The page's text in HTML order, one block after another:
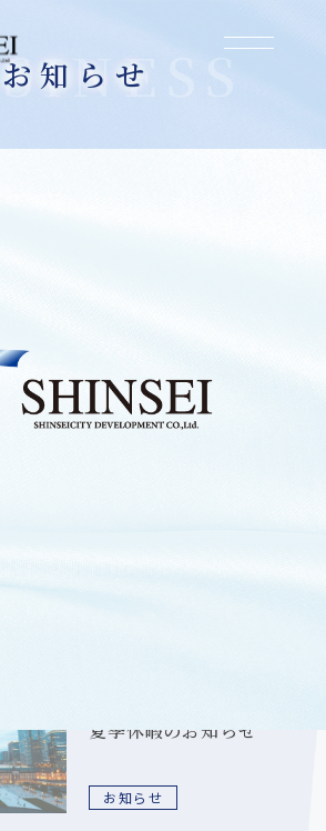
お知らせ
夏季休暇のお知らせ
お知らせ